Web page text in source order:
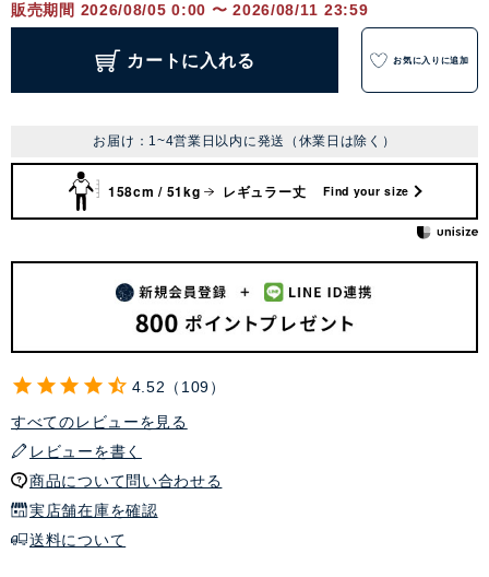
販売期間 2026/08/05 0:00 〜 2026/08/11 23:59
カートに入れる お気に入りに追加
お届け：1~4営業日以内に発送（休業日は除く）
158cm / 51kg レギュラー丈 Find your size
4.52
109
すべてのレビューを見る
レビューを書く
商品について問い合わせる
実店舗在庫を確認
送料について